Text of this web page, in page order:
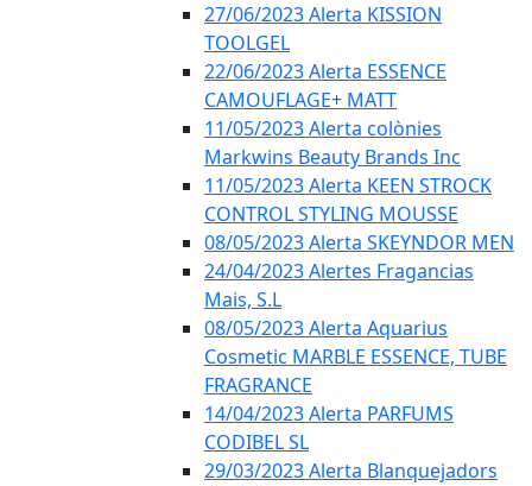
27/06/2023 Alerta KISSION
TOOLGEL
22/06/2023 Alerta ESSENCE
CAMOUFLAGE+ MATT
11/05/2023 Alerta colònies
Markwins Beauty Brands Inc
11/05/2023 Alerta KEEN STROCK
CONTROL STYLING MOUSSE
08/05/2023 Alerta SKEYNDOR MEN
24/04/2023 Alertes Fragancias
Mais, S.L
08/05/2023 Alerta Aquarius
Cosmetic MARBLE ESSENCE, TUBE
FRAGRANCE
14/04/2023 Alerta PARFUMS
CODIBEL SL
29/03/2023 Alerta Blanquejadors